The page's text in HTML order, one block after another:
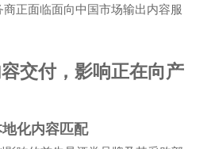
正面临面向中国市场输出内容服
交付，影响正在向产
化内容匹配